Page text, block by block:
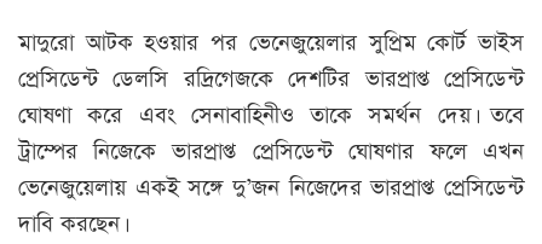
মাদুরো আটক হওয়ার পর ভেনেজুয়েলার সুপ্রিম কোর্ট ভাইস
প্রেসিডেন্ট ডেলসি রদ্রিগেজকে দেশটির ভারপ্রাপ্ত প্রেসিডেন্ট
ঘোষণা করে এবং সেনাবাহিনীও তাকে সমর্থন দেয়। তবে
ট্রাম্পের নিজেকে ভারপ্রাপ্ত প্রেসিডেন্ট ঘোষণার ফলে এখন
ভেনেজুয়েলায় একই সঙ্গে দু’জন নিজেদের ভারপ্রাপ্ত প্রেসিডেন্ট
দাবি করছেন।